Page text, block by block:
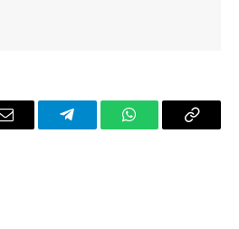
Email TelegramWhatsAppCopy